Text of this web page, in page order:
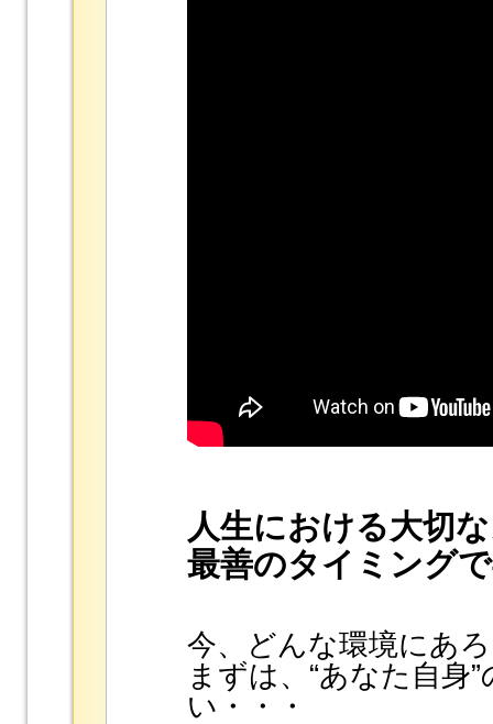
人生における大切
最善のタイミング
今、どんな環境にあ
まずは、“あなた自身
い・・・